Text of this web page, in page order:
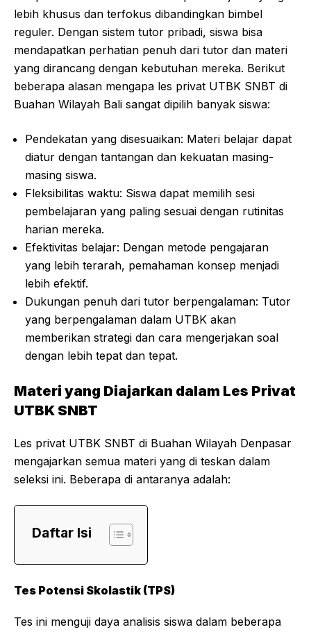
lebih khusus dan terfokus dibandingkan bimbel
reguler. Dengan sistem tutor pribadi, siswa bisa
mendapatkan perhatian penuh dari tutor dan materi
yang dirancang dengan kebutuhan mereka. Berikut
beberapa alasan mengapa les privat UTBK SNBT di
Buahan Wilayah Bali sangat dipilih banyak siswa:
Pendekatan yang disesuaikan: Materi belajar dapat
diatur dengan tantangan dan kekuatan masing-
masing siswa.
Fleksibilitas waktu: Siswa dapat memilih sesi
pembelajaran yang paling sesuai dengan rutinitas
harian mereka.
Efektivitas belajar: Dengan metode pengajaran
yang lebih terarah, pemahaman konsep menjadi
lebih efektif.
Dukungan penuh dari tutor berpengalaman: Tutor
yang berpengalaman dalam UTBK akan
memberikan strategi dan cara mengerjakan soal
dengan lebih tepat dan tepat.
Materi yang Diajarkan dalam Les Privat
UTBK SNBT
Les privat UTBK SNBT di Buahan Wilayah Denpasar
mengajarkan semua materi yang di teskan dalam
seleksi ini. Beberapa di antaranya adalah:
Daftar Isi
Tes Potensi Skolastik (TPS)
Tes ini menguji daya analisis siswa dalam beberapa